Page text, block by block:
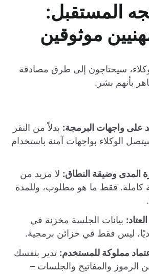
المستقبل:
موثوقين
سيحتاجون إلى طرق مصادقة
بأنهم بشر.
على واجهات البرمجة: بدلاً من النقر
الوكلاء بواجهات آمنة باستخدام
المدى وضيقة النطاق: لا مزيد من
كاملة. فقط ما هو مطلوب، وللمدة
بيانات الجلسة مخزنة في
ليس فقط في خزائن برمجية.
مملوكة للمستخدم: تدير بنفسك
الرموز والمفاتيح والجلسات –